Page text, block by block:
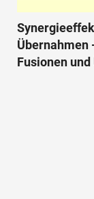
Übernahmen
Fusionen